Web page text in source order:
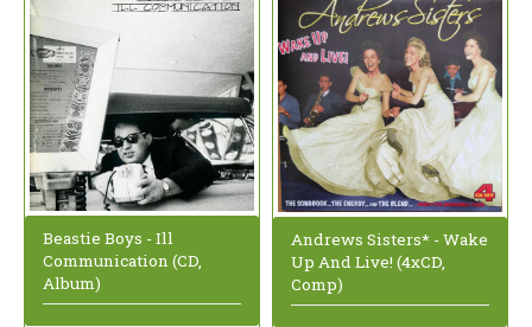
Beastie Boys - Ill
Communication (CD,
Album)
Andrews Sisters* - Wake
Up And Live! (4xCD,
Comp)